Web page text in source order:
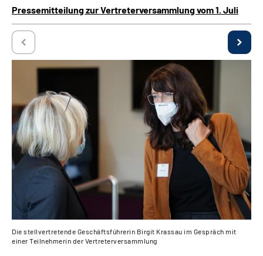
Pressemitteilung zur Vertreterversammlung vom 1. Juli
Die stellvertretende Geschäftsführerin Birgit Krassau im Gespräch mit
einer Teilnehmerin der Vertreterversammlung